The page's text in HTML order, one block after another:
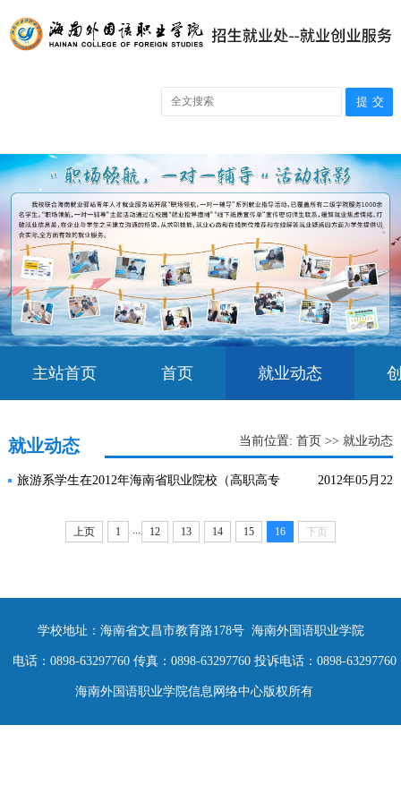
主站首页 首页 就业动态
就业动态 当前位置:首页 >>就业动态
旅游系学生在2012年海南省职业院校（高职高专
2012年05月22
上页 1 ... 12 13 14 15 16 下页
学校地址：海南省文昌市教育路178号 海南外国语职业学院
电话：0898-63297760 传真：0898-63297760 投诉电话：0898-63297760
海南外国语职业学院信息网络中心版权所有